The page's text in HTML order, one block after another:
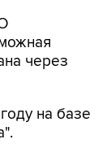
через
на базе